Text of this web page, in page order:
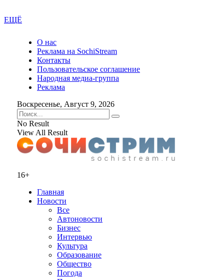
ЕЩЁ
О нас
Реклама на SochiStream
Контакты
Пользовательское соглашение
Народная медиа-группа
Реклама
Воскресенье, Август 9, 2026
No Result
View All Result
16+
Главная
Новости
Все
Автоновости
Бизнес
Интервью
Культура
Образование
Общество
Погода